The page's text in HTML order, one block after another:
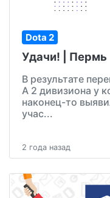
Dota 2
Удачи! | Пермь
В результате
А 2 дивизиона у
наконец-то
учас...
2 года назад